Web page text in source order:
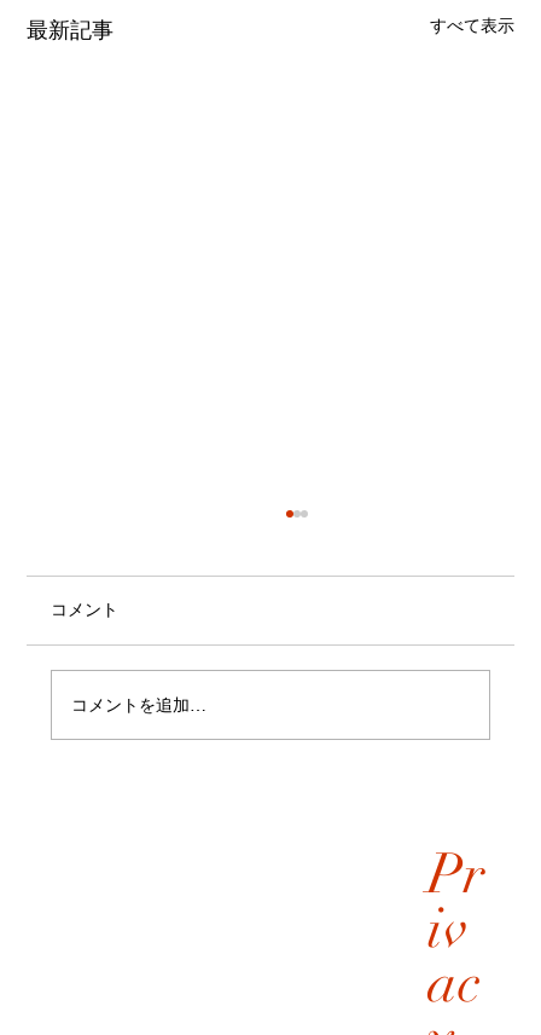
最新記事 すべて表示
コメント
コメントを追加…
Pr
iv
ac